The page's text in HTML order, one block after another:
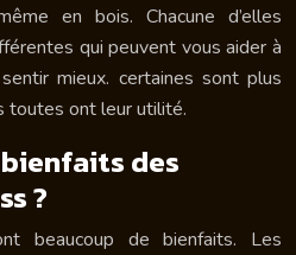
en bois. Chacune d’elles
qui peuvent vous aider à
mieux. certaines sont plus
toutes ont leur utilité.
des
?
beaucoup de bienfaits. Les